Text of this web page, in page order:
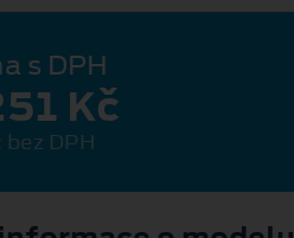
s DPH
Kč
DPH